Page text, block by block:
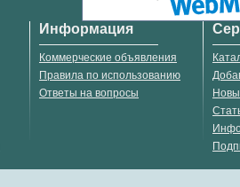
Информация
Коммерческие объявления
Правила по использованию
Ответы на вопросы